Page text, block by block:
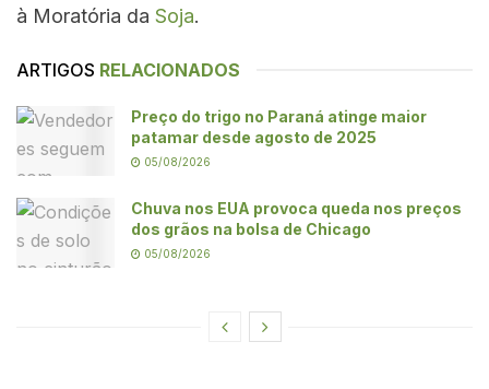
à Moratória da Soja.
ARTIGOS RELACIONADOS
Preço do trigo no Paraná atinge maior
patamar desde agosto de 2025
05/08/2026
Chuva nos EUA provoca queda nos preços
dos grãos na bolsa de Chicago
05/08/2026